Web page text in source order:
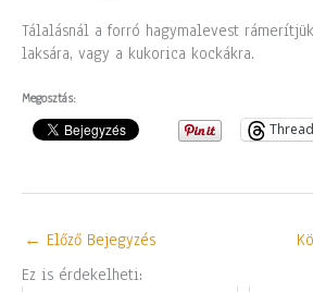
Tálalásnál a forró hagymalevest
laksára, vagy a kukorica kockákra.
Megosztás:
← Előző Bejegyzés
Ez is érdekelheti: